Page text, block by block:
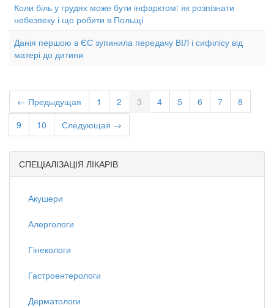
Коли біль у грудях може бути інфарктом: як розпізнати
небезпеку і що робити в Польщі
Данія першою в ЄС зупинила передачу ВІЛ і сифілісу від
матері до дитини
← Предыдущая 1 2 3 4 5 6 7
8
9
10 Следующая →
СПЕЦІАЛІЗАЦІЯ ЛІКАРІВ
Акушери
Алергологи
Гінекологи
Гастроентерологи
Дерматологи